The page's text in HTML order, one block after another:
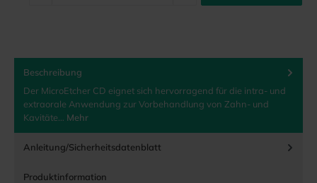
Beschreibung
Der MicroEtcher CD eignet sich hervorragend für die intra- und
extraorale Anwendung zur Vorbehandlung von Zahn- und
Kavitäte… Mehr
Anleitung/Sicherheitsdatenblatt
Produktinformation